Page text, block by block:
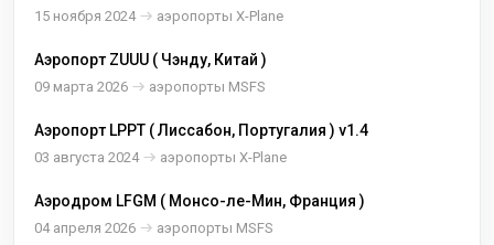
15 ноября 2024 аэропорты X-Plane
Аэропорт ZUUU ( Чэнду, Китай )
09 марта 2026 аэропорты MSFS
Аэропорт LPPT ( Лиссабон, Португалия ) v1.4
03 августа 2024 аэропорты X-Plane
Аэродром LFGM ( Монсо-ле-Мин, Франция )
04 апреля 2026 аэропорты MSFS